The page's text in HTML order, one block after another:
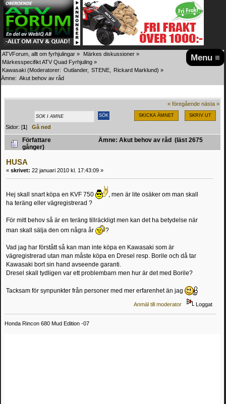
Menu ≡
ATVForum, allt om fyrhjulingar » Märkes diskussioner »
Märkesspecifikt ATV Quad Fyrhjuling »
Kawasaki (Moderatorer: Outlander, STENE Rickard Marklund) »
Ämne: Akut behov av råd
« föregående nästa »
SKICKA ÄMNET SKRIV UT
Sidor: [1]Gå ned
Författare
Ämne: Akut behov av råd (läst 2675
gånger)
HUSA
« skrivet: 22 januari 2010 kl. 17:43:09 »
Hej skall snart köpa en KVF 750
, men är lite osäker om man skall
ha teräng eller vägregistrerad ?
För mitt behov så är en teräng tillräckligt men kan det ha betydelse när
man skall sälja den om några år
?
Vad jag har förstått så kan man inte köpa en Kawasaki som är
vägregistrerad utan man måste köpa en Dresel resp. Borile och då tar
Kawasaki bort sin hand avseende garanti.
Dresel skall tydligen var ett problembarn men hur är det med Borile?
Tacksam för synpunkter från personer med mer erfarenhet än jag
Anmäl till moderator Loggat
Honda Rincon 680 Mud Edition -07